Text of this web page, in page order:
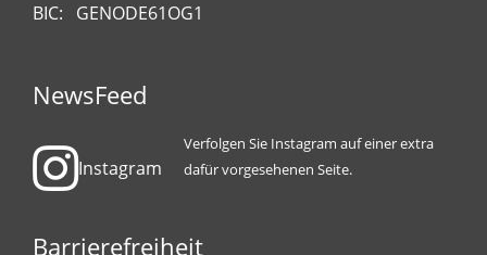
BIC: GENODE61OG1
NewsFeed
Instagram
Verfolgen Sie Instagram auf einer extra
dafür vorgesehenen Seite.
Barrierefreiheit